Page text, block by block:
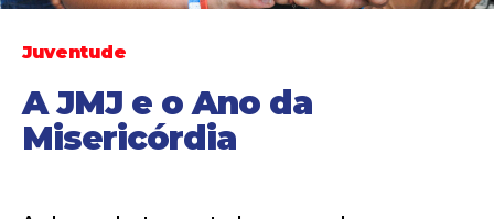
Juventude
A JMJ e o Ano da
Misericórdia